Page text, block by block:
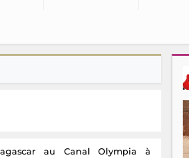
au Canal Olympia à